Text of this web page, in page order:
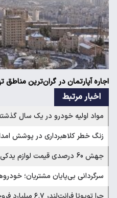
اجاره آپارتمان در گران‌ترین
اخبار مرتبط
مواد اولیه خودرو در یک سال
زنگ خطر کلاهبرداری در پوشش امداد
جهش 60 درصدی قیمت لوازم یدکی در بازار
سرگردانی بی‌پایان مشتریان؛